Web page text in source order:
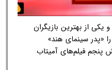
یکی از بهترین بازیگران
«پدر سینمای هند»
پنجم فیلم‌های آمیتاب